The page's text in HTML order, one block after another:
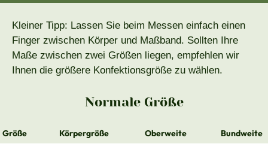
Kleiner Tipp: Lassen Sie beim Messen einfach einen
Finger zwischen Körper und Maßband. Sollten Ihre
Maße zwischen zwei Größen liegen, empfehlen wir
Ihnen die größere Konfektionsgröße zu wählen.
Normale Größe
Größe Körpergröße Oberweite
Bundweite